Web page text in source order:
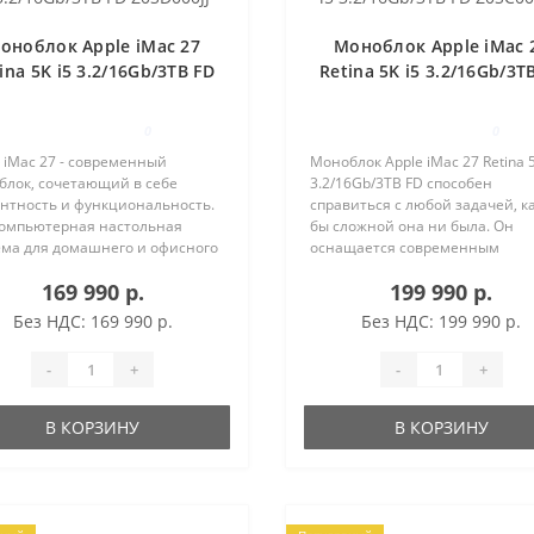
Apple iMac 27
5K i5 3.2/16Gb/3TB FD
iMac 27 - современный
сочетающий в себе
и функциональность.
настольная
для домашнего и офисного
на большой экран,
не занимает много места
169 990 р.
Без НДС: 169 990 р.
- +
В КОРЗИНУ
Моноблок Apple iMac
Retina 5K i5 3.2/16Gb/
Моноблок Apple iMac 27 Retina
3.2/16Gb/3TB FD способен
справиться с любой задачей,
бы сложной она ни была. Он
оснащается современным
Intel, а также оперативной
с объёмом 16 Гб и дискретным
графическим а..
199 990 р.
Без НДС: 199 990 р.
- +
В КОРЗИНУ